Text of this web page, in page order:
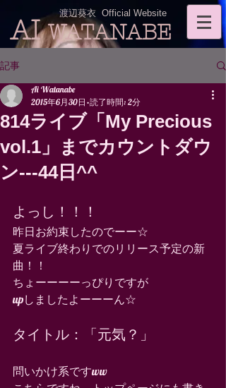
AI WATANABE
渡辺葵衣 Official Website
記事
814ライブ「My Precious
vol.1」までカウントダウ
ン---44日^^
Ai Watanabe
2015年6月30日 読了時間: 2分
よっし！！！
昨日お約束したのでーー☆
夏ライブ終わりでのリリース予定の新
曲！！
ちょーーーーっぴりですが
upしましたよーーーん☆
タイトル：「元気？」
問いかけ系ですww